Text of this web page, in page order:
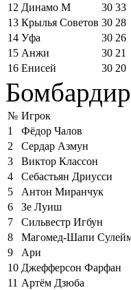
12 Динамо М 30 33
13 Крылья Советов 30 28
14 Уфа 30 26
15 Анжи 30 21
16 Енисей 30 20
№ Игрок
1
Фёдор Чалов
2
Сердар Азмун
3
Виктор Классон
4
Себастьян Дриусси
5
Антон Миранчук
6
Зе Луиш
7
Сильвестр Игбун
8
Магомед-Шапи
9
Ари
10 Джефферсон Фарфан
11 Артём Дзюба